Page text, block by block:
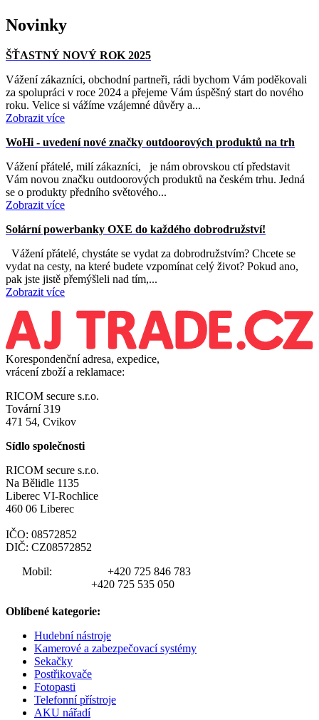
Novinky
ŠŤASTNÝ NOVÝ ROK 2025
Vážení zákazníci, obchodní partneři, rádi bychom Vám poděkovali
za spolupráci v roce 2024 a přejeme Vám úspěšný start do nového
roku. Velice si vážíme vzájemné důvěry a...
Zobrazit více
WoHi - uvedení nové značky outdoorových produktů na trh
Vážení přátelé, milí zákazníci, je nám obrovskou ctí představit
Vám novou značku outdoorových produktů na českém trhu. Jedná
se o produkty předního světového...
Zobrazit více
Solární powerbanky OXE do každého dobrodružství!
Vážení přátelé, chystáte se vydat za dobrodružstvím? Chcete se
vydat na cesty, na které budete vzpomínat celý život? Pokud ano,
pak jste jistě přemýšleli nad tím,...
Zobrazit více
Korespondenční adresa, expedice,
vrácení zboží a reklamace:
RICOM secure s.r.o.
Tovární 319
471 54, Cvikov
Sídlo společnosti
RICOM secure s.r.o.
Na Bělidle 1135
Liberec VI-Rochlice
460 06 Liberec
IČO: 08572852
DIČ: CZ08572852
Mobil:
+420 725 846 783
+420 725 535 050
Oblíbené kategorie:
Hudební nástroje
Kamerové a zabezpečovací systémy
Sekačky
Postřikovače
Fotopasti
Telefonní přístroje
AKU nářadí